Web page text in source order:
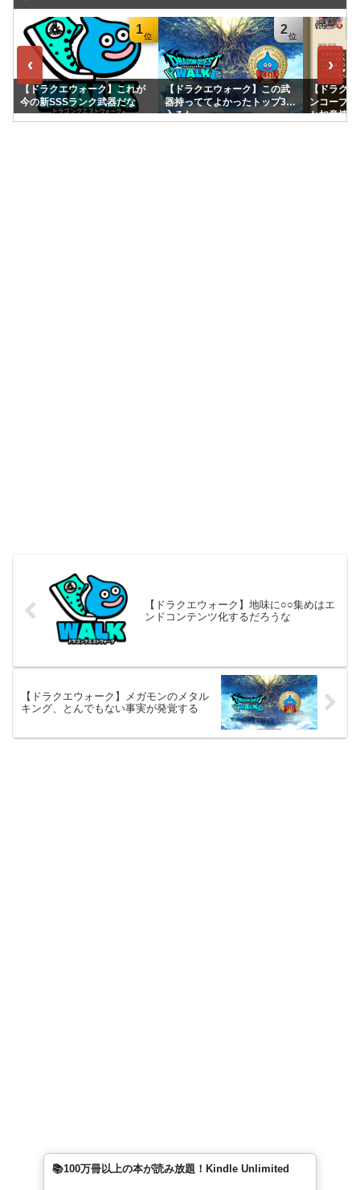
‹
1
【ドラクエウォーク】これが
今の新SSSランク武器だな
2
【ドラクエウォーク】この武
器持っててよかったトップ3に
入るわ
【ドラク
ンコープ
か如意棒
›
【ドラクエウォーク】地味に○○集めはエ
ンドコンテンツ化するだろうな
【ドラクエウォーク】メガモンのメタル
キング、とんでもない事実が発覚する
📚100万冊以上の本が読み放題！Kindle Unlimited